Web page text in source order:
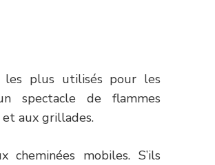
plus utilisés pour les
spectacle de flammes
aux grillades.
mobiles. S’ils